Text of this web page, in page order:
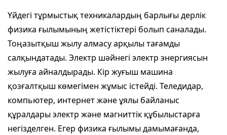
Үйдегі тұрмыстық техникалардың барлығы дерлік
физика ғылымының жетістіктері болып саналады.
Тоңазытқыш жылу алмасу арқылы тағамды
салқындатады. Электр шәйнегі электр энергиясын
жылуға айналдырады. Кір жуғыш машина
қозғалтқыш көмегімен жұмыс істейді. Теледидар,
компьютер, интернет және ұялы байланыс
құралдары электр және магниттік құбылыстарға
негізделген. Егер физика ғылымы дамымағанда,